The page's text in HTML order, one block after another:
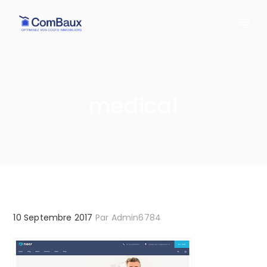
10 Septembre 2017 Par Admin6784